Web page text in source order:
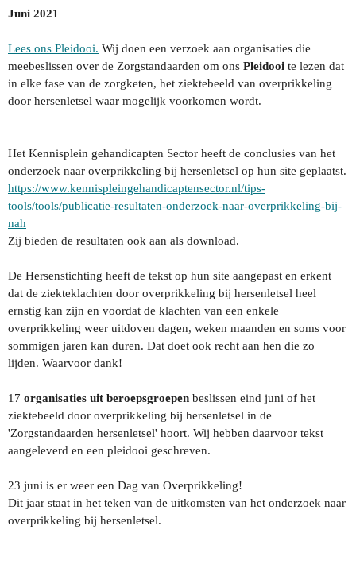
Juni 2021
Lees ons Pleidooi. Wij doen een verzoek aan organisaties die
meebeslissen over de Zorgstandaarden om ons Pleidooi te lezen dat
in elke fase van de zorgketen, het ziektebeeld van overprikkeling
door hersenletsel waar mogelijk voorkomen wordt.
Het Kennisplein gehandicapten Sector heeft de conclusies van het
onderzoek naar overprikkeling bij hersenletsel op hun site geplaatst.
https://www.kennispleingehandicaptensector.nl/tips-
tools/tools/publicatie-resultaten-onderzoek-naar-overprikkeling-bij-
nah
Zij bieden de resultaten ook aan als download.
De Hersenstichting heeft de tekst op hun site aangepast en erkent
dat de ziekteklachten door overprikkeling bij hersenletsel heel
ernstig kan zijn en voordat de klachten van een enkele
overprikkeling weer uitdoven dagen, weken maanden en soms voor
sommigen jaren kan duren. Dat doet ook recht aan hen die zo
lijden. Waarvoor dank!
17 organisaties uit beroepsgroepen beslissen eind juni of het
ziektebeeld door overprikkeling bij hersenletsel in de
'Zorgstandaarden hersenletsel' hoort. Wij hebben daarvoor tekst
aangeleverd en een pleidooi geschreven.
23 juni is er weer een Dag van Overprikkeling!
Dit jaar staat in het teken van de uitkomsten van het onderzoek naar
overprikkeling bij hersenletsel.